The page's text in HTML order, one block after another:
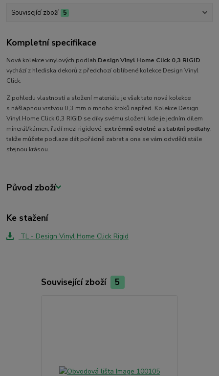
Související zboží 5
Kompletní specifikace
Nová kolekce vinylových podlah Design Vinyl Home Click 0,3 RIGID
vychází z hlediska dekorů z předchozí oblíbené kolekce Design Vinyl
Click.
Z pohledu vlastností a složení materiálu je však tato nová kolekce
s nášlapnou vrstvou 0,3 mm o mnoho kroků napřed. Kolekce Design
Vinyl Home Click 0,3 RIGID se díky svému složení, kde je jedním dílem
minerál/kámen, řadí mezi rigidové, extrémně odolné a stabilní podlahy,
takže můžete podlaze dát pořádně zabrat a ona se vám odvděčí stále
stejnou krásou.
Původ zboží
Ke stažení
TL - Design Vinyl Home Click Rigid
Související zboží 5